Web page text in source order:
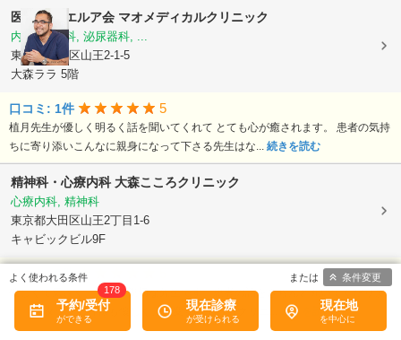
医療法人 エルア会 マオメディカルクリニック
内科, 皮膚科, 泌尿器科, ...
東京都大田区山王2-1-5
大森ララ 5階
口コミ: 1件 5
植月先生が優しく明るく話を聞いてくれて とても心が癒されます。 患者の気持
ちに寄り添いこんなに親身になって下さる先生はな... 続きを読む
精神科・心療内科 大森こころクリニック
心療内科, 精神科
東京都大田区山王2丁目1-6
キャビックビル9F
口コミ: 2件
優しくて気さく、そして親切な先生です。患者の話をきちんと聞いてくだりま
す。 スタッフの皆様も優しく、大変安心できるクリニ...
続きを読む
予約/受付
178
現在診療 現在地
条件変更